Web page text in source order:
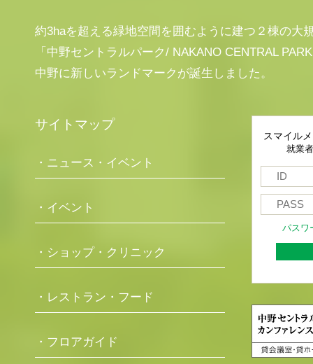
約3haを超える緑地空間を囲むように建つ２棟の大
「中野セントラルパーク/ NAKANO CENTRAL
中野に新しいランドマークが誕生しました。
サイトマップ
・ニュース・イベント
・イベント
・ショップ・クリニック
・レストラン・フード
・フロアガイド
スマイル
就業
パスワ